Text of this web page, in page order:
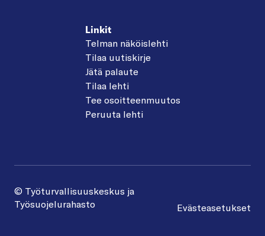
Linkit
Telman näköislehti
Tilaa uutiskirje
Jätä palaute
Tilaa lehti
Tee osoitteenmuutos
Peruuta lehti
© Työturvallisuuskeskus ja
Työsuojelurahasto
Evästeasetukset